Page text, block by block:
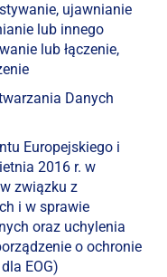
ujawnianie
lub innego
lub łączenie,
Danych
Europejskiego i
2016 r. w
związku z
i w sprawie
oraz uchylenia
o ochronie
EOG)